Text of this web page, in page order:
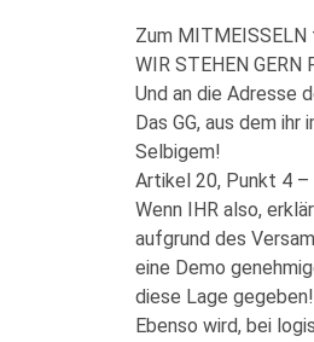
Zum MITMEISSELN
WIR STEHEN GERN
Und an die Adresse
Das GG, aus dem
Selbigem!
Artikel 20, Punkt 4
Wenn IHR also,
aufgrund des
eine Demo
diese Lage gegeben!
Ebenso wird, bei